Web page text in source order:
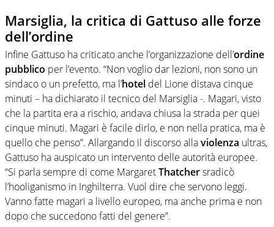
Marsiglia, la critica di Gattuso alle forze
dell’ordine
Infine Gattuso ha criticato anche l’organizzazione dell’ordine
pubblico per l’evento. “Non voglio dar lezioni, non sono un
sindaco o un prefetto, ma l’hotel del Lione distava cinque
minuti – ha dichiarato il tecnico del Marsiglia -. Magari, visto
che la partita era a rischio, andava chiusa la strada per quei
cinque minuti. Magari è facile dirlo, e non nella pratica, ma è
quello che penso”. Allargando il discorso allaviolenza ultras,
Gattuso ha auspicato un intervento delle autorità europee.
“Si parla sempre di come MargaretThatchersradicò
l’hooliganismo in Inghilterra. Vuol dire che servono leggi.
Vanno fatte magari a livello europeo, ma anche prima e non
dopo che succedono fatti del genere”.